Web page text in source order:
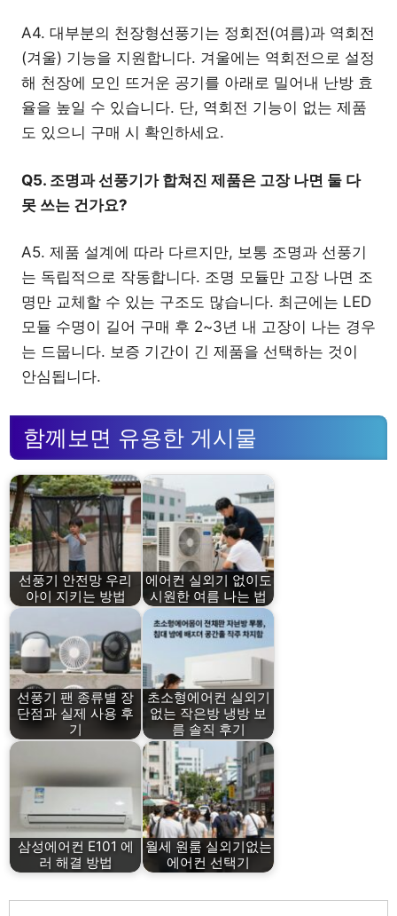
A4. 대부분의 천장형선풍기는 정회전(여름)과 역회전
(겨울) 기능을 지원합니다. 겨울에는 역회전으로 설정
해 천장에 모인 뜨거운 공기를 아래로 밀어내 난방 효
율을 높일 수 있습니다. 단, 역회전 기능이 없는 제품
도 있으니 구매 시 확인하세요.
Q5. 조명과 선풍기가 합쳐진 제품은 고장 나면 둘 다
못 쓰는 건가요?
A5. 제품 설계에 따라 다르지만, 보통 조명과 선풍기
는 독립적으로 작동합니다. 조명 모듈만 고장 나면 조
명만 교체할 수 있는 구조도 많습니다. 최근에는 LED
모듈 수명이 길어 구매 후 2~3년 내 고장이 나는 경우
는 드뭅니다. 보증 기간이 긴 제품을 선택하는 것이
안심됩니다.
함께보면 유용한 게시물
선풍기 안전망 우리
아이 지키는 방법
에어컨 실외기 없이도
시원한 여름 나는 법
선풍기 팬 종류별 장
단점과 실제 사용 후
기
초소형에어컨 실외기
없는 작은방 냉방 보
름 솔직 후기
삼성에어컨 E101 에
러 해결 방법
월세 원룸 실외기없는
에어컨 선택기